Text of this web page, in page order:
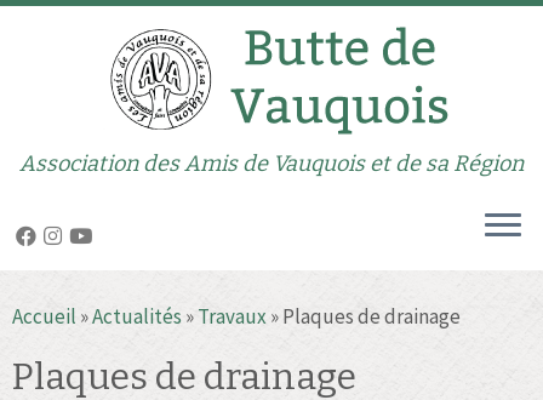
au
Association des Amis de Vauquois et de sa Région
Accueil »Actualités »Travaux»Plaques de drainage
Plaques de drainage